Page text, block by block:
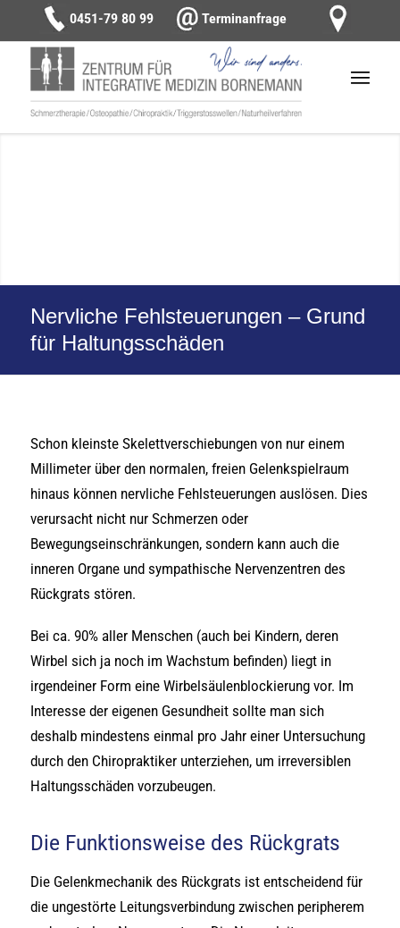
0451-79 80 99 Terminanfrage
Nervliche Fehlsteuerungen – Grund
für Haltungsschäden
Schon kleinste Skelettverschiebungen von nur einem
Millimeter über den normalen, freien Gelenkspielraum
hinaus können nervliche Fehlsteuerungen auslösen. Dies
verursacht nicht nur Schmerzen oder
Bewegungseinschränkungen, sondern kann auch die
inneren Organe und sympathische Nervenzentren des
Rückgrats stören.
Bei ca. 90% aller Menschen (auch bei Kindern, deren
Wirbel sich ja noch im Wachstum befinden) liegt in
irgendeiner Form eine Wirbelsäulenblockierung vor. Im
Interesse der eigenen Gesundheit sollte man sich
deshalb mindestens einmal pro Jahr einer Untersuchung
durch den Chiropraktiker unterziehen, um irreversiblen
Haltungsschäden vorzubeugen.
Die Funktionsweise des Rückgrats
Die Gelenkmechanik des Rückgrats ist entscheidend für
die ungestörte Leitungsverbindung zwischen peripherem